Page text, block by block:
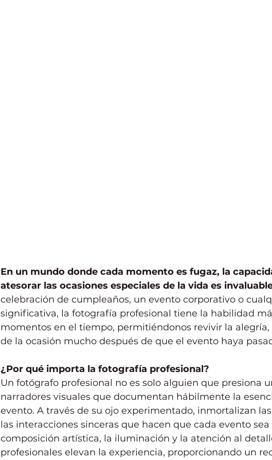
En un mundo donde cada momento es fugaz, la
atesorar las ocasiones especiales de la vida es
celebración de cumpleaños, un evento corporativo o
significativa, la fotografía profesional tiene la habilidad
momentos en el tiempo, permitiéndonos revivir la alegría,
de la ocasión mucho después de que el evento haya
¿Por qué importa la fotografía profesional?
Un fotógrafo profesional no es solo alguien que presiona
narradores visuales que documentan hábilmente la
evento. A través de su ojo experimentado, inmortalizan
las interacciones sinceras que hacen que cada evento sea
composición artística, la iluminación y la atención al
profesionales elevan la experiencia, proporcionando un